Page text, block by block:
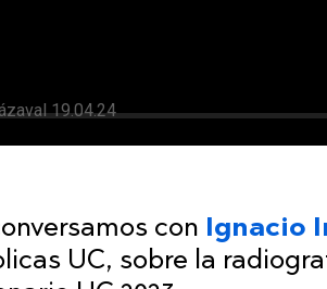
con Ignacio
UC, sobre la